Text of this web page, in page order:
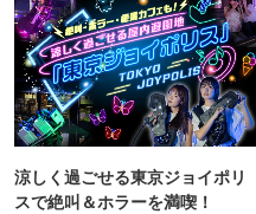
涼しく過ごせる東京ジョイポリ
スで絶叫＆ホラーを満喫！